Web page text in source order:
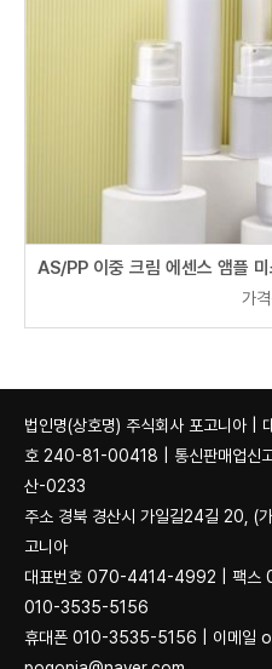
가
법인명(상호명) 주식회사 포고니아 |
호 240-81-00418 | 통신판매업신
산-0233
주소 경북 경산시 가일길24길 20, (
고니아
대표번호 070-4414-4992 | 팩
010-3535-5156
휴대폰 010-3535-5156 | 이메일